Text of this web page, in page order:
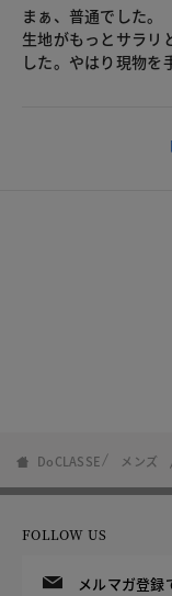
まぁ、普通でした。
生地がもっとサラリ
した。やはり現物を
DoCLASSE メンズ
FOLLOW US
メルマガ登録